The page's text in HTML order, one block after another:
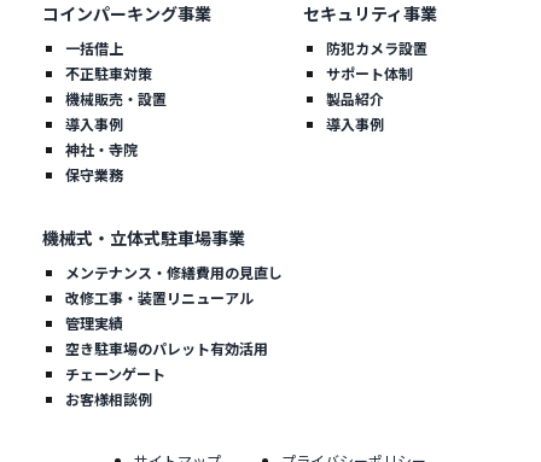
コインパーキング事業
一括借上
不正駐車対策
機械販売・設置
導入事例
神社・寺院
保守業務
セキュリティ事業
防犯カメラ設置
サポート体制
製品紹介
導入事例
機械式・立体式駐車場事業
メンテナンス・修繕費用の見直し
改修工事・装置リニューアル
管理実績
空き駐車場のパレット有効活用
チェーンゲート
お客様相談例